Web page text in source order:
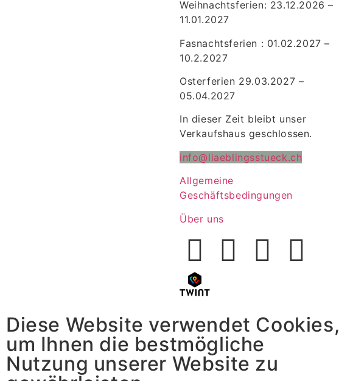
Weihnachtsferien: 23.12.2026 –
11.01.2027
Fasnachtsferien : 01.02.2027 –
10.2.2027
Osterferien 29.03.2027 –
05.04.2027
In dieser Zeit bleibt unser
Verkaufshaus geschlossen.
info@liaeblingsstueck.ch
Allgemeine
Geschäftsbedingungen
Über uns
Diese Website verwendet Cookies,
um Ihnen die bestmögliche
Nutzung unserer Website zu